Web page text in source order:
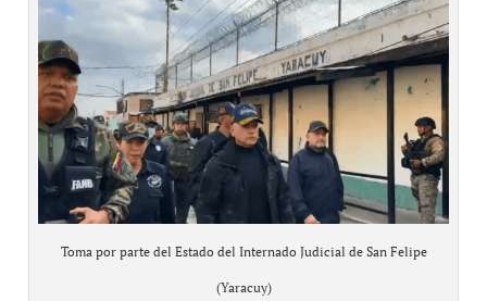
Toma por parte del Estado del Internado Judicial de San Felipe
(Yaracuy)